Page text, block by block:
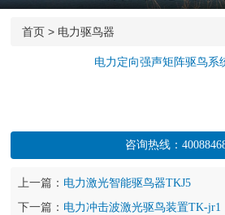
关于我们
首页> 电力驱鸟器
电力定向强声矩阵驱鸟系
咨询热线：
上一篇： 电力激光智能驱鸟器TKJ5
下一篇： 电力冲击波激光驱鸟装置TK-jr1